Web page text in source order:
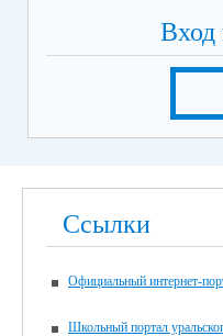
Вход
Ссылки
Официальный интернет-
Школьный портал